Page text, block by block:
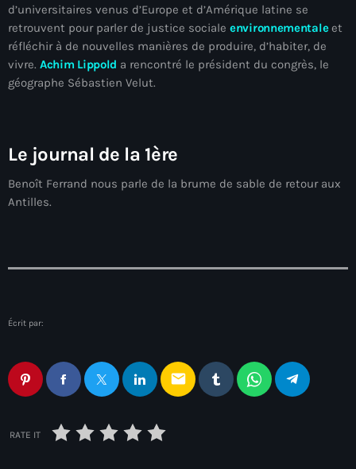
Acte de l'Indépendance d'Haiti
Action humanitaire
activism
Advox
Aéroport Antoine Simon des Cayes
Afrique du Sud
agri-food
Agriculture & Environment
d’universitaires venus d’Europe et d’Amérique latine se
retrouvent pour parler de justice sociale environnementaleet
réfléchir à de nouvelles manières de produire, d’habiter, de
vivre. Achim Lippold a rencontré le président du congrès, le
géographe Sébastien Velut.
Le journal de la 1ère
Benoît Ferrand nous parle de la brume de sable de retour aux
Antilles.
Écrit par:
email
RATE IT